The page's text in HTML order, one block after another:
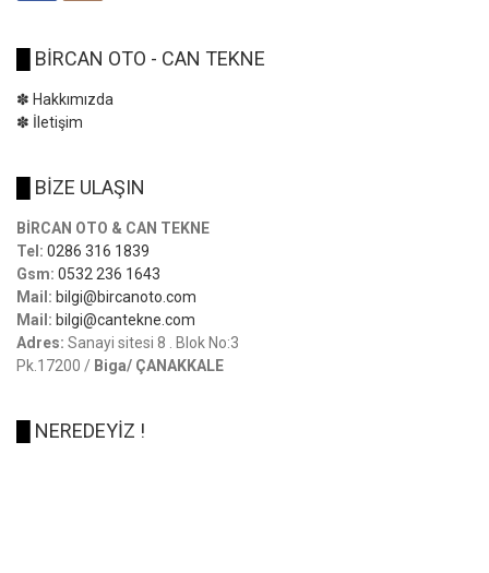
BİRCAN OTO - CAN TEKNE
✽ Hakkımızda
✽ İletişim
BİZE ULAŞIN
BİRCAN OTO & CAN TEKNE
Tel: 0286 316 1839
Gsm: 0532 236 1643
Mail: bilgi@bircanoto.com
Mail: bilgi@cantekne.com
Adres: Sanayi sitesi 8 . Blok No:3
Pk.17200 / Biga/ ÇANAKKALE
NEREDEYİZ !